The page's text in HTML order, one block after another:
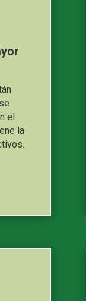
el
la